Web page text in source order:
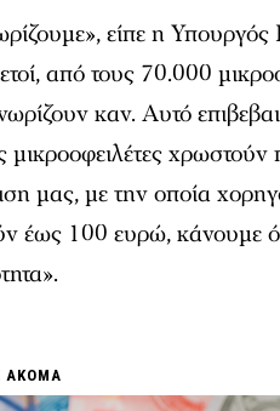
είπε η
από τους 70.000
καν. Αυτό
μικροοφειλέτες
μας, με την οποία
έως 100 ευρώ, κάνουμε
ΑΚΟΜΑ